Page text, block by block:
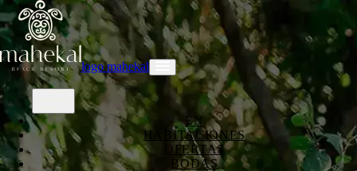
logo mahekal
EN
HABITACIONES
OFERTAS
BODAS